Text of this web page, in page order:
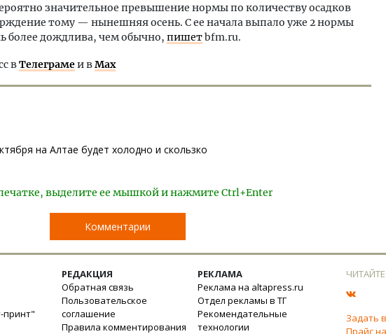
значительное превышение нормы по количеству осадков
тому — нынешняя осень. С ее начала выпало уже 2 нормы
более дождлива, чем обычно, пишетbfm.ru.
вТелеграмеи вMax
на Алтае будет холодно и скользко
выделите ее мышкой и нажмите Ctrl+Enter
Комментарии
принт"
РЕДАКЦИЯ
Обратная связь
Пользовательское
соглашение
Правила комментирования
РЕКЛАМА
Реклама на altapress.ru
Отдел рекламы в ТГ
Рекомендательные
технологии
Задать
Прайс